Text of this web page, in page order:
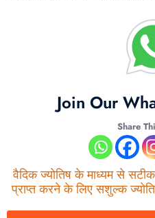
Join Our
Share
वैदिक ज्योतिष के माध्यम से
प्राप्त करने के लिए सशुल्क